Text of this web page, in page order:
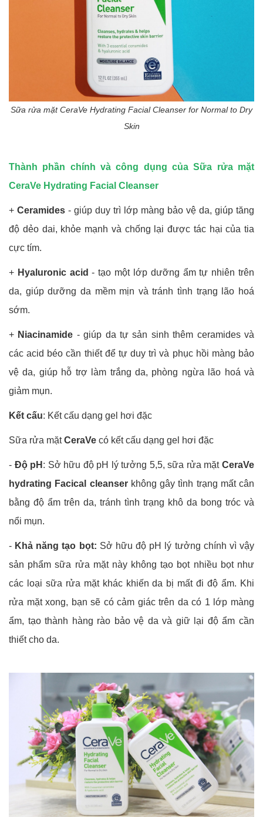
Sữa rửa mặt CeraVe Hydrating Facial Cleanser for Normal to Dry
Skin
Thành phần chính và công dụng của Sữa rửa mặt
CeraVe Hydrating Facial Cleanser
+ Ceramides - giúp duy trì lớp màng bảo vệ da, giúp tăng
độ dẻo dai, khỏe mạnh và chống lại được tác hại của tia
cực tím.
+ Hyaluronic acid - tạo một lớp dưỡng ẩm tự nhiên trên
da, giúp dưỡng da mềm mịn và tránh tình trạng lão hoá
sớm.
+ Niacinamide - giúp da tự sản sinh thêm ceramides và
các acid béo cần thiết để tự duy trì và phục hồi màng bảo
vệ da, giúp hỗ trợ làm trắng da, phòng ngừa lão hoá và
giảm mụn.
Kết cấu: Kết cấu dạng gel hơi đặc
Sữa rửa mặtCeraVe có kết cấu dạng gel hơi đặc
- Độ pH : Sở hữu độ pH lý tưởng 5,5, sữa rửa mặtCeraVe
hydrating Facical cleanserkhông gây tình trạng mất cân
bằng độ ẩm trên da, tránh tình trạng khô da bong tróc và
nổi mụn.
- Khả năng tạo bọt: Sở hữu độ pH lý tưởng chính vì vậy
sản phẩm sữa rửa mặt này không tạo bọt nhiều bọt như
các loại sữa rửa mặt khác khiến da bị mất đi độ ẩm. Khi
rửa mặt xong, bạn sẽ có cảm giác trên da có 1 lớp màng
ẩm, tạo thành hàng rào bảo vệ da và giữ lại độ ẩm cần
thiết cho da.